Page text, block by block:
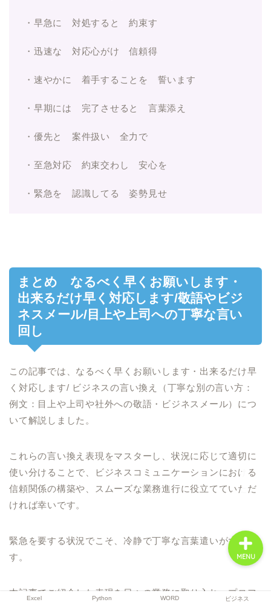
・早急に 対処すると 約束す
・迅速な 対応心がけ 信頼得
・速やかに 着手することを 誓います
・早期には 完了させると 言葉添え
・優先と 案件扱い 全力で
・至急対応 約束交わし 安心を
・緊急を 認識してる 姿勢見せ
まとめ なるべく早くお願いします・
出来るだけ早く対応します/敬語やビジ
ネスメール/目上や上司への丁寧な言い
回し
この記事では、なるべく早くお願いします・出来るだけ早
く対応します/ ビジネスの言い換え（丁寧な別の言い方：
例文：目上や上司や社外への敬語・ビジネスメール）につ
いて解説しました。
これらの言い換え表現をマスターし、状況に応じて適切に
使い分けることで、ビジネスコミュニケーションにおける
信頼関係の構築や、スムーズな業務進行に役立てていただ
ければ幸いです。
緊急を要する状況でこそ、冷静で丁寧な言葉遣いが大切で
す。
本記事でご紹介した表現を日々の業務に取り入れ、プロフ
Excel Python WORD ビジネス
MENU
Excel
WORD
ビジネス